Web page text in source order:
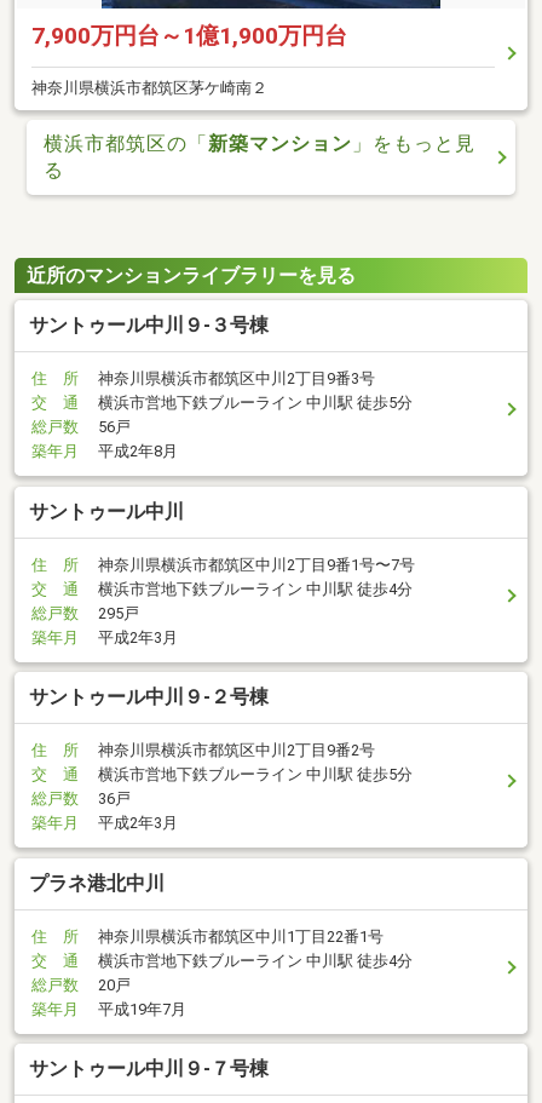
7,900万円台～1億1,900万円台
神奈川県横浜市都筑区茅ケ崎南２
横浜市都筑区の「 新築マンション 」をもっと見
る
近所のマンションライブラリーを見る
サントゥール中川９-３号棟
住 所
神奈川県横浜市都筑区中川2丁目9番3号
交 通
横浜市営地下鉄ブルーライン 中川駅 徒歩5分
総戸数
56戸
築年月
平成2年8月
サントゥール中川
住 所
神奈川県横浜市都筑区中川2丁目9番1号〜7号
交 通
横浜市営地下鉄ブルーライン 中川駅 徒歩4分
総戸数
295戸
築年月
平成2年3月
サントゥール中川９-２号棟
住 所
神奈川県横浜市都筑区中川2丁目9番2号
交 通
横浜市営地下鉄ブルーライン 中川駅 徒歩5分
総戸数
36戸
築年月
平成2年3月
プラネ港北中川
住 所
神奈川県横浜市都筑区中川1丁目22番1号
交 通
横浜市営地下鉄ブルーライン 中川駅 徒歩4分
総戸数
20戸
築年月
平成19年7月
サントゥール中川９-７号棟